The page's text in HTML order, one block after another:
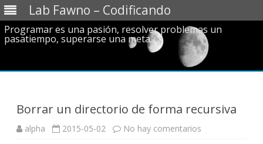
Lab Fawno – Codificando
Programar es una pasión, resolver problemas un
pasatiempo, superarse una meta.
Borrar un directorio de forma recursiva
alpha 2015-05-02 No hay comentarios